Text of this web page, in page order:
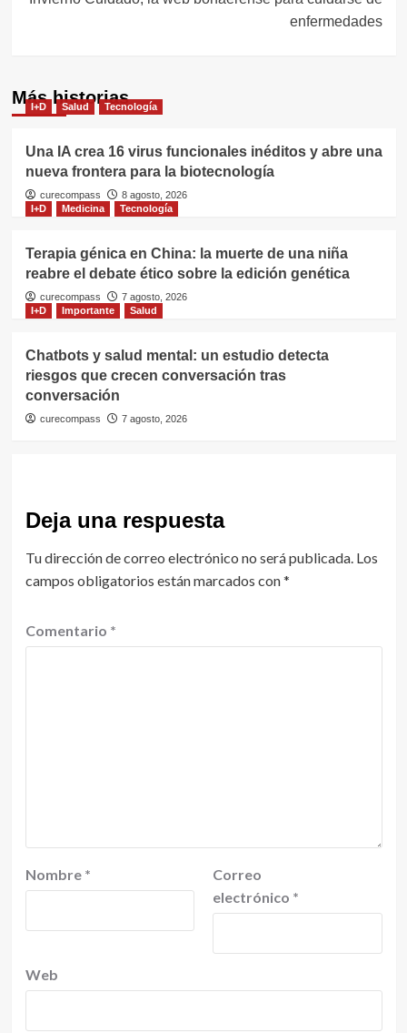
enfermedades
Más historias
I+D Salud Tecnología
Una IA crea 16 virus funcionales inéditos y abre una
nueva frontera para la biotecnología
curecompass
8 agosto, 2026
I+D
Medicina Tecnología
Terapia génica en China: la muerte de una niña
reabre el debate ético sobre la edición genética
curecompass
7 agosto, 2026
I+D
Importante Salud
Chatbots y salud mental: un estudio detecta
riesgos que crecen conversación tras
conversación
curecompass 7 agosto, 2026
Deja una respuesta
Tu dirección de correo electrónico no será publicada. Los
campos obligatorios están marcados con*
Comentario *
Nombre *
Correo
electrónico *
Web